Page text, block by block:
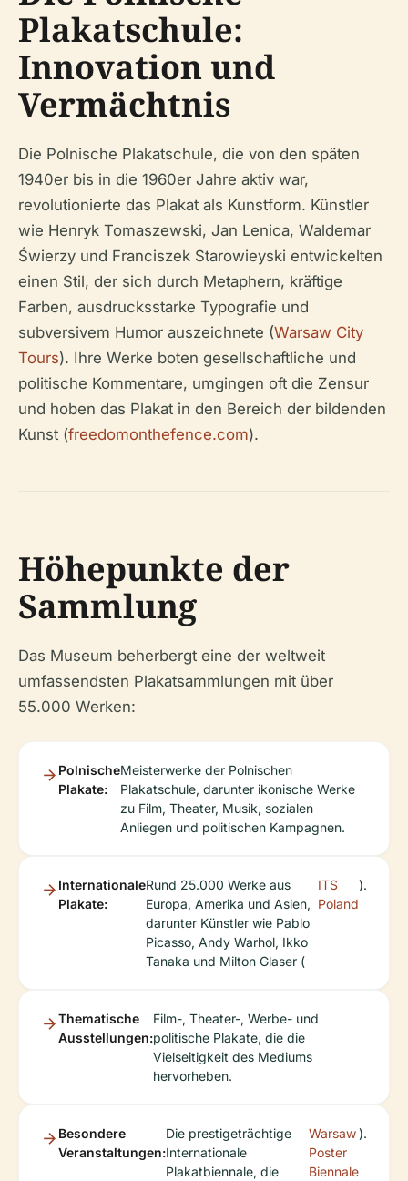
Plakatschule:
Innovation und
Vermächtnis
Die Polnische Plakatschule, die von den späten
1940er bis in die 1960er Jahre aktiv war,
revolutionierte das Plakat als Kunstform. Künstler
wie Henryk Tomaszewski, Jan Lenica, Waldemar
Świerzy und Franciszek Starowieyski entwickelten
einen Stil, der sich durch Metaphern, kräftige
Farben, ausdrucksstarke Typografie und
subversivem Humor auszeichnete (Warsaw City
Tours). Ihre Werke boten gesellschaftliche und
politische Kommentare, umgingen oft die Zensur
und hoben das Plakat in den Bereich der bildenden
Kunst (freedomonthefence.com).
Höhepunkte der
Sammlung
Das Museum beherbergt eine der weltweit
umfassendsten Plakatsammlungen mit über
55.000 Werken:
Polnische
Plakate:
Meisterwerke der Polnischen
Plakatschule, darunter ikonische Werke
zu Film, Theater, Musik, sozialen
Anliegen und politischen Kampagnen.
Internationale
Plakate:
Rund 25.000 Werke aus
Europa, Amerika und Asien,
darunter Künstler wie Pablo
Picasso, Andy Warhol, Ikko
Tanaka und Milton Glaser (
ITS
Poland
).
Thematische
Ausstellungen:
Film-, Theater-, Werbe- und
politische Plakate, die die
Vielseitigkeit des Mediums
hervorheben.
Besondere
Veranstaltungen:
Die prestigeträchtige
Internationale
Plakatbiennale, die
Warsaw
Poster
Biennale
).